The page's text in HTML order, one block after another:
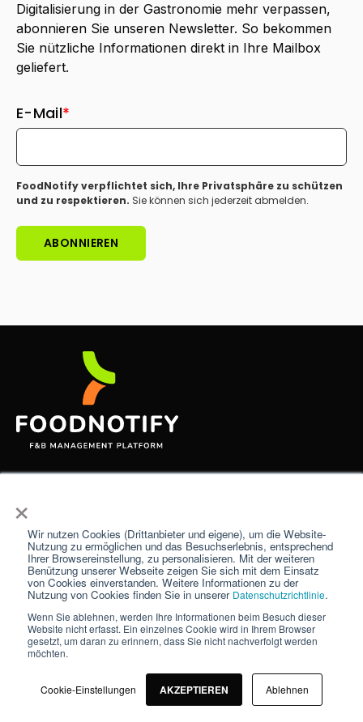
×
Wir nutzen Cookies (Drittanbieter und eigene), um die Website-
Nutzung zu ermöglichen und das Besuchserlebnis, entsprechend
Ihrer Browsereinstellung, zu personalisieren. Mit der weiteren
Benützung unserer Webseite zeigen Sie sich mit dem Einsatz
von Cookies einverstanden. Weitere Informationen zu der
Nutzung von Cookies finden Sie in unserer Datenschutzrichtlinie.
Wenn Sie ablehnen, werden Ihre Informationen beim Besuch dieser
Website nicht erfasst. Ein einzelnes Cookie wird in Ihrem Browser
gesetzt, um daran zu erinnern, dass Sie nicht nachverfolgt werden
möchten.
Cookie-Einstellungen AKZEPTIEREN Ablehnen
Digitalisierung in der Gastronomie mehr verpassen,
abonnieren Sie unseren Newsletter. So bekommen
Sie nützliche Informationen direkt in Ihre Mailbox
geliefert.
E-Mail*
FoodNotify verpflichtet sich, Ihre Privatsphäre zu schützen
und zu respektieren. Sie können sich jederzeit abmelden.
Plattform
Beschaffung
Rezepte
Warenwirtschaft
Lösungen
Franchiser
Restaurants
Hotels
Lieferservices
Hilfreiches
Blog
Ressourcen
FAQs
Support